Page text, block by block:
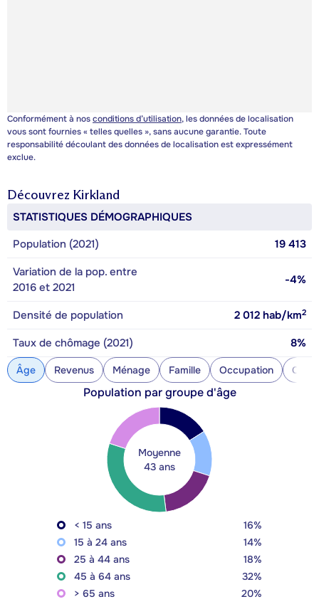
Conformément à nosconditions d’utilisation, les données de localisation
vous sont fournies « telles quelles », sans aucune garantie. Toute
responsabilité découlant des données de localisation est expressément
exclue.
Découvrez Kirkland
STATISTIQUES DÉMOGRAPHIQUES
Population (2021)
19 413
Variation de la pop. entre
2016 et 2021
-4%
Densité de population 2 012 hab/km2
Taux de chômage (2021) 8%
Âge Revenus Ménage Famille Occupation
Population par groupe d'âge
Moyenne
43 ans
< 15 ans
16%
15 à 24 ans
14%
25 à 44 ans
18%
45 à 64 ans
32%
> 65 ans
20%